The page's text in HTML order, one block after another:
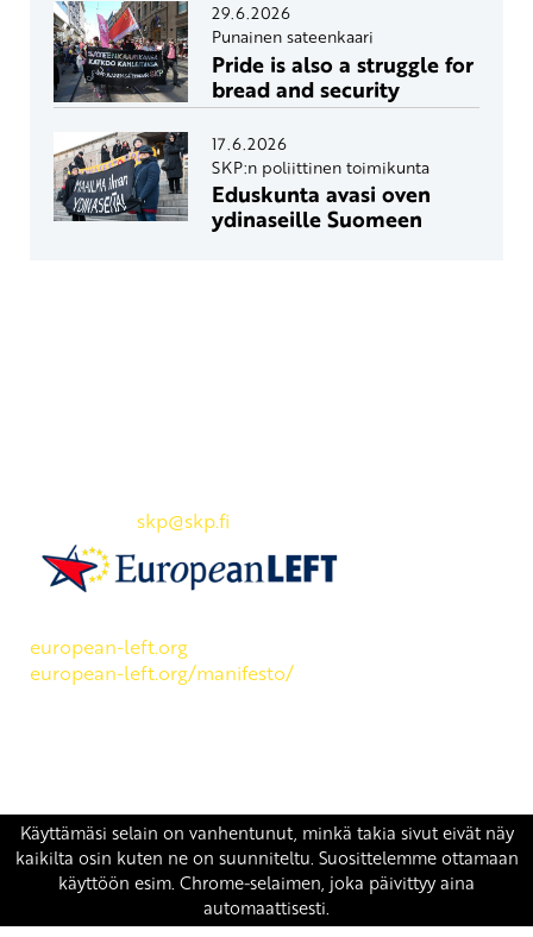
29.6.2026
Punainen sateenkaari
Pride is also a struggle for
bread and security
17.6.2026
SKP:n poliittinen toimikunta
Eduskunta avasi oven
ydinaseille Suomeen
skp@skp.fi
european-left.org
european-left.org/manifesto/
Copyright 2026 © SKP| Tietosuojaseloste